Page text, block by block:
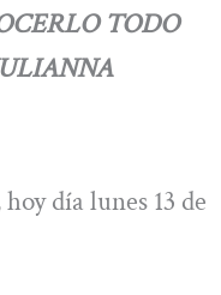
TODO
hoy día lunes 13 de